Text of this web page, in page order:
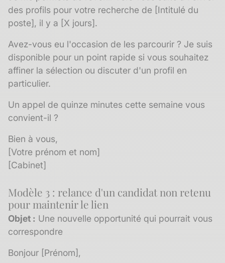
des profils pour votre recherche de [Intitulé du
poste], il y a [X jours].
Avez-vous eu l'occasion de les parcourir ? Je suis
disponible pour un point rapide si vous souhaitez
affiner la sélection ou discuter d'un profil en
particulier.
Un appel de quinze minutes cette semaine vous
convient-il ?
Bien à vous,
[Votre prénom et nom]
[Cabinet]
Modèle 3 : relance d'un candidat non retenu
pour maintenir le lien
Objet : Une nouvelle opportunité qui pourrait vous
correspondre
Bonjour [Prénom],